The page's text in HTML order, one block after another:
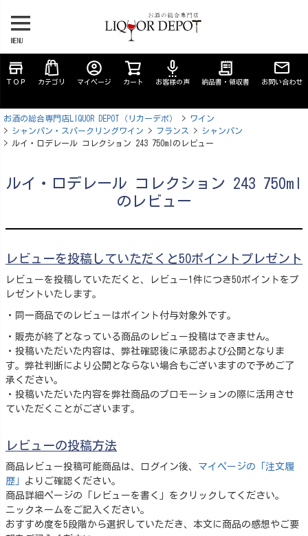
MENU
store
ＴＯＰ カテゴリ
account_circle
マイページ カート
settings_voice
お客様の声
receipt_long
納品書・領収書 お問い合わせ
お酒の総合専門店LIQUOR DEPOT（リカーデポ）
ワイン
シャンパン・スパークリングワイン
フランス
シャンパン
ルイ・ロデレール コレクション 243 750mlのレビュー
ルイ・ロデレール コレクション 243 750ml
のレビュー
レビューを投稿していただくと50ポイントプレゼント
レビューを投稿していただくと、レビュー1件につき50ポイントをプ
レゼントいたします。
・同一商品でのレビューはポイント付与対象外です。
・販売が終了となっている商品のレビュー投稿はできません。
・投稿いただいた内容は、弊社確認後に承認および公開となりま
す。弊社判断により公開とならない場合もございますので予めご了
承ください。
・投稿いただいた内容を弊社商品のプロモーションの際に活用させ
ていただくことがございます。
レビューの投稿方法
商品レビュー投稿可能商品は、ログイン後、 マイページの「注文履
歴」 よりご確認ください。
商品詳細ページの「レビューを書く」をクリックしてください。
ニックネームをご記入ください。
おすすめ度を5段階から選択していただき、本文に商品の感想やご要